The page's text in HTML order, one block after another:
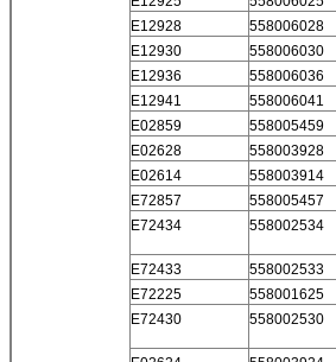
E12928
558006028
E12930
558006030
E12936
558006036
E12941
558006041
E02859
558005459
E02628
558003928
E02614
558003914
E72857
558005457
E72434
558002534
E72433
558002533
E72225
558001625
E72430
558002530